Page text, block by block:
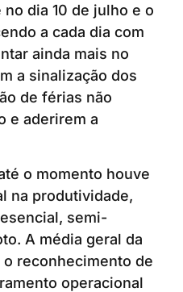
dia 10 de julho e o
a cada dia com
ainda mais no
a sinalização dos
de férias não
e aderirem a
o momento houve
na produtividade,
semi-
A média geral da
reconhecimento de
operacional